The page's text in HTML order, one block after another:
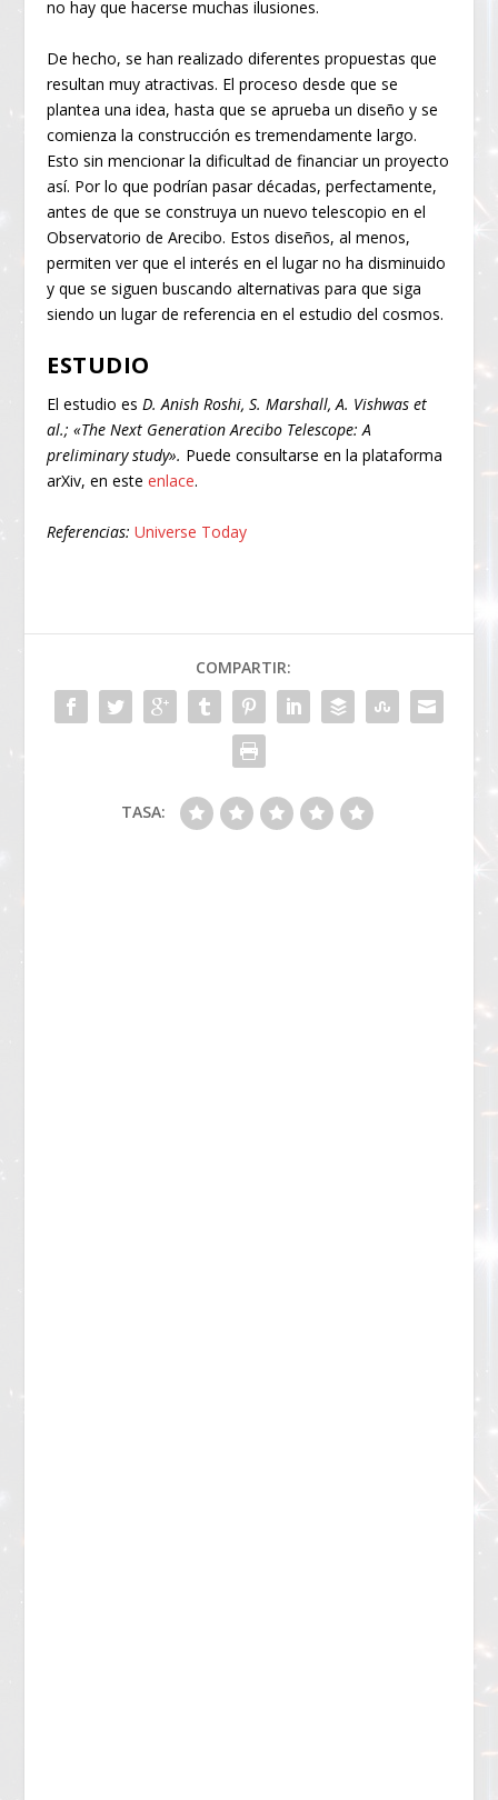
no hay que hacerse muchas ilusiones.
De hecho, se han realizado diferentes propuestas que
resultan muy atractivas. El proceso desde que se
plantea una idea, hasta que se aprueba un diseño y se
comienza la construcción es tremendamente largo.
Esto sin mencionar la dificultad de financiar un proyecto
así. Por lo que podrían pasar décadas, perfectamente,
antes de que se construya un nuevo telescopio en el
Observatorio de Arecibo. Estos diseños, al menos,
permiten ver que el interés en el lugar no ha disminuido
y que se siguen buscando alternativas para que siga
siendo un lugar de referencia en el estudio del cosmos.
ESTUDIO
El estudio esD. Anish Roshi, S. Marshall, A. Vishwas et
al.; «The Next Generation Arecibo Telescope: A
preliminary study». Puede consultarse en la plataforma
arXiv, en esteenlace.
Referencias: Universe Today
COMPARTIR:
TASA: